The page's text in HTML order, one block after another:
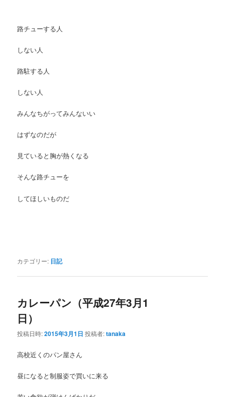
路チューする人
しない人
路駐する人
しない人
みんなちがってみんないい
はずなのだが
見ていると胸が熱くなる
そんな路チューを
してほしいものだ
カテゴリー: 日記
カレーパン（平成27年3月1
日）
投稿日時:2015年3月1日 投稿者:tanaka
高校近くのパン屋さん
昼になると制服姿で買いに来る